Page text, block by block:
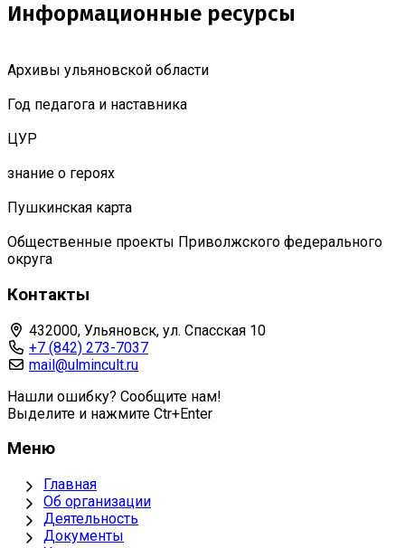
Информационные ресурсы
Архивы ульяновской области
Год педагога и наставника
ЦУР
знание о героях
Пушкинская карта
Общественные проекты Приволжского федерального
округа
Контакты
432000, Ульяновск, ул. Спасская 10
+7 (842) 273-7037
mail@ulmincult.ru
Нашли ошибку? Сообщите нам!
Выделите и нажмите Ctr+Enter
Меню
Главная
Об организации
Деятельность
Документы